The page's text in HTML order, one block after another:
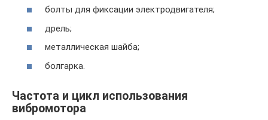
болты для фиксации электродвигателя;
дрель;
металлическая шайба;
болгарка.
Частота и цикл использования
вибромотора